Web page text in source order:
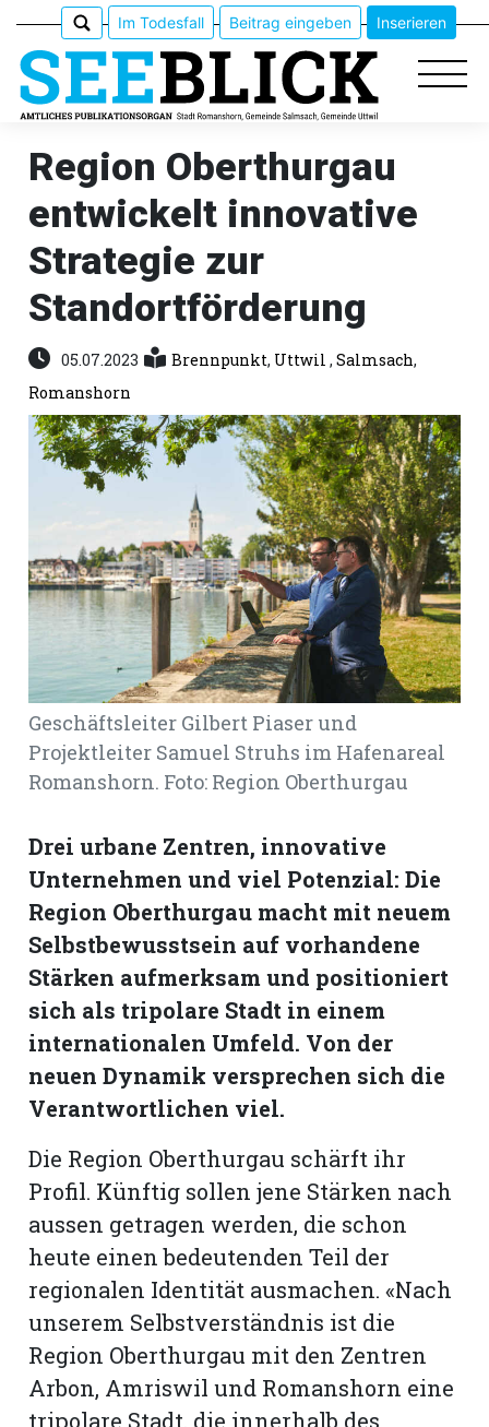
Epaper
Veranstaltungen
Erlebnisführer
App
Romanshorn:
offizielle
Mitteilungen
Im Todesfall Beitrag eingeben Inserieren
Region Oberthurgau
entwickelt innovative
Strategie zur
Standortförderung
05.07.2023 Brennpunkt, Uttwil,Salmsach,
Romanshorn
Geschäftsleiter Gilbert Piaser und
Projektleiter Samuel Struhs im Hafenareal
Romanshorn. Foto: Region Oberthurgau
Drei urbane Zentren, innovative
Unternehmen und viel Potenzial: Die
Region Oberthurgau macht mit neuem
Selbstbewusstsein auf vorhandene
Stärken aufmerksam und positioniert
sich als tripolare Stadt in einem
internationalen Umfeld. Von der
neuen Dynamik versprechen sich die
Verantwortlichen viel.
Die Region Oberthurgau schärft ihr
Profil. Künftig sollen jene Stärken nach
aussen getragen werden, die schon
heute einen bedeutenden Teil der
regionalen Identität ausmachen. «Nach
unserem Selbstverständnis ist die
Region Oberthurgau mit den Zentren
Arbon, Amriswil und Romanshorn eine
tripolare Stadt, die innerhalb des